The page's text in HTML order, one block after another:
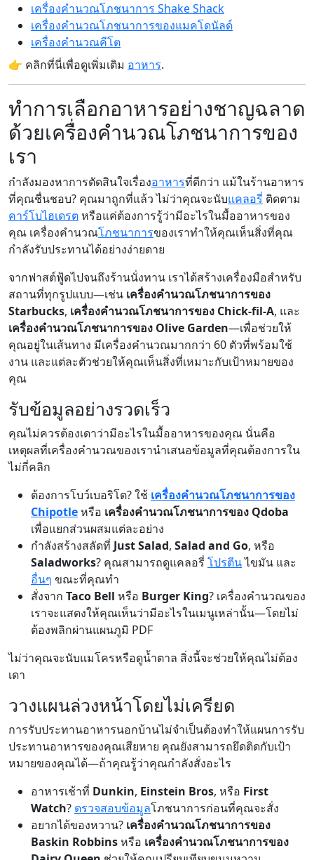
เครื่องคำนวณโภชนาการ Shake Shack
เครื่องคำนวณโภชนาการของแมคโดนัลด์
เครื่องคำนวณคีโต
👉 คลิกที่นี่เพื่อดูเพิ่มเติม อาหาร.
ทำการเลือกอาหารอย่างชาญฉลาด
ด้วยเครื่องคำนวณโภชนาการของ
เรา
กำลังมองหาการตัดสินใจเรื่องอาหารที่ดีกว่า แม้ในร้านอาหาร
ที่คุณชื่นชอบ? คุณมาถูกที่แล้ว ไม่ว่าคุณจะนับแคลอรี่ ติดตาม
คาร์โบไฮเดรตหรือแค่ต้องการรู้ว่ามีอะไรในมื้ออาหารของ
คุณ เครื่องคำนวณโภชนาการของเราทำให้คุณเห็นสิ่งที่คุณ
กำลังรับประทานได้อย่างง่ายดาย
จากฟาสต์ฟู้ดไปจนถึงร้านนั่งทาน เราได้สร้างเครื่องมือสำหรับ
สถานที่ทุกรูปแบบ—เช่น เครื่องคำนวณโภชนาการของ
Starbucks, เครื่องคำนวณโภชนาการของ Chick-fil-A, และ
เครื่องคำนวณโภชนาการของ Olive Garden—เพื่อช่วยให้
คุณอยู่ในเส้นทาง มีเครื่องคำนวณมากกว่า 60 ตัวที่พร้อมใช้
งาน และแต่ละตัวช่วยให้คุณเห็นสิ่งที่เหมาะกับเป้าหมายของ
คุณ
รับข้อมูลอย่างรวดเร็ว
คุณไม่ควรต้องเดาว่ามีอะไรในมื้ออาหารของคุณ นั่นคือ
เหตุผลที่เครื่องคำนวณของเรานำเสนอข้อมูลที่คุณต้องการใน
ไม่กี่คลิก
ต้องการโบว์เบอริโต? ใช้ เครื่องคำนวณโภชนาการของ
Chipotleหรือ เครื่องคำนวณโภชนาการของ Qdoba
เพื่อแยกส่วนผสมแต่ละอย่าง
กำลังสร้างสลัดที่ Just Salad, Salad and Go, หรือ
Saladworks? คุณสามารถดูแคลอรี่ โปรตีนไขมัน และ
อื่นๆ ขณะที่คุณทำ
สั่งจาก Taco Bell หรือ Burger King? เครื่องคำนวณของ
เราจะแสดงให้คุณเห็นว่ามีอะไรในเมนูเหล่านั้น—โดยไม่
ต้องพลิกผ่านแผนภูมิ PDF
ไม่ว่าคุณจะนับแมโครหรือดูน้ำตาล สิ่งนี้จะช่วยให้คุณไม่ต้อง
เดา
วางแผนล่วงหน้าโดยไม่เครียด
การรับประทานอาหารนอกบ้านไม่จำเป็นต้องทำให้แผนการรับ
ประทานอาหารของคุณเสียหาย คุณยังสามารถยึดติดกับเป้า
หมายของคุณได้—ถ้าคุณรู้ว่าคุณกำลังสั่งอะไร
อาหารเช้าที่ Dunkin, Einstein Bros, หรือ First
Watch? ตรวจสอบข้อมูลโภชนาการก่อนที่คุณจะสั่ง
อยากได้ของหวาน? เครื่องคำนวณโภชนาการของ
Baskin Robbinsหรือ เครื่องคำนวณโภชนาการของ